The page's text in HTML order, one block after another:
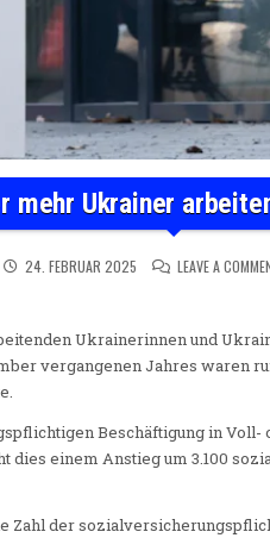
mehr Ukrainer
24. FEBRUAR 2025 LEAVE A
Ukrainerinnen und
vergangenen Jahres waren
Beschäftigung in Voll-
dies einem Anstieg um 3.100
Zahl der